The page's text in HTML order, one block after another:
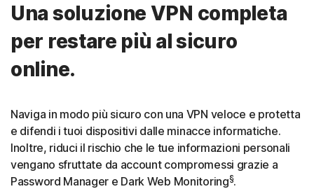
Una soluzione VPN completa
per restare più al sicuro
online.
Naviga in modo più sicuro con una VPN veloce e protetta
e difendi i tuoi dispositivi dalle minacce informatiche.
Inoltre, riduci il rischio che le tue informazioni personali
vengano sfruttate da account compromessi grazie a
Password Manager e Dark Web Monitoring§.